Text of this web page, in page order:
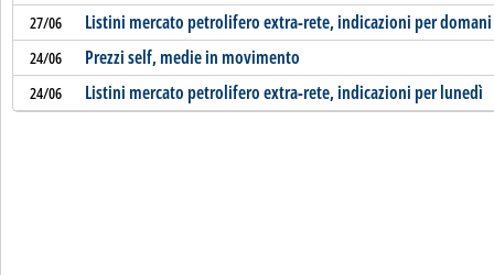
27/06 Listini mercato petrolifero extra-rete, indicazioni per domani
24/06 Prezzi self, medie in movimento
24/06 Listini mercato petrolifero extra-rete, indicazioni per lunedì